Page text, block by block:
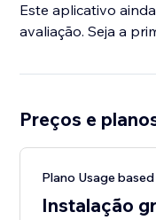
Este aplicativo
avaliação. Seja a
Preços e
Plano Usage
Instalação